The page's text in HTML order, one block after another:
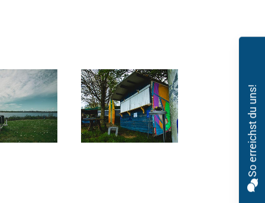
So erreichst du uns!